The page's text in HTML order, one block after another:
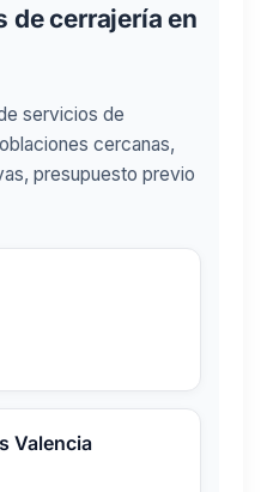
de cerrajería en
servicios de
cercanas,
presupuesto previo
Valencia